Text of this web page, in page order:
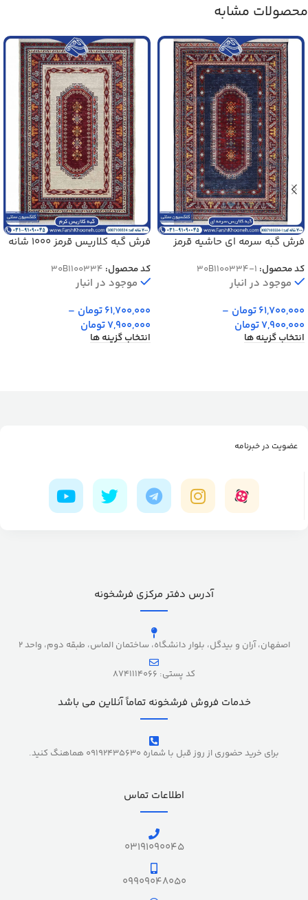
محصولات مشابه
فرش گبه سرمه ای حاشیه قرمز
کد محصول: 30B1100334-1
موجود در انبار
61,700,000تومان –
7,900,000تومان
انتخاب گزینه ها
فرش گبه کلاریس قرمز 1000 شانه
کد محصول: 30B1100334
موجود در انبار
61,700,000تومان –
7,900,000تومان
انتخاب گزینه ها
عضویت در خبرنامه
آدرس دفتر مرکزی فرشخونه
اصفهان، آران و بیدگل، بلوار دانشگاه، ساختمان الماس، طبقه دوم، واحد 2
کد پستی: 8741114066
خدمات فروش فرشخونه تماماً آنلاین می باشد
برای خرید حضوری از روز قبل با شماره 09192435630 هماهنگ کنید.
اطلاعات تماس
03191090045
09909048050